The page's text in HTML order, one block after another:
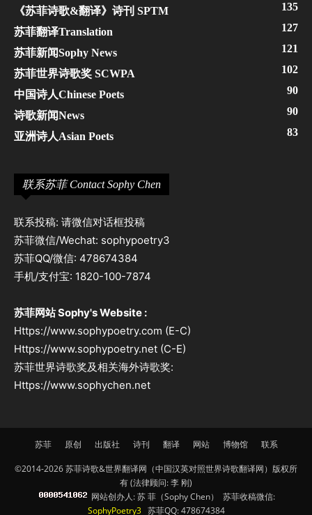
《苏菲诗歌&翻译》诗刊 SPTM 135
苏菲翻译Translation 127
苏菲新闻Sophy News 121
苏菲世界诗歌奖 SCWPA 102
中国诗人Chinese Poets 90
诗歌新闻News 90
亚洲诗人Asian Poets 83
联系苏菲 Contact Sophy Chen
联系投稿: 请微信对话框投稿
苏菲微信/Wechat: sophypoetry3
苏菲QQ/微信: 478674384
手机/支付宝: 1820-100-7874
苏菲网站 Sophy's Website :
Https://www.sophypoetry.com (E-C)
Https://www.sophypoetry.net (C-E)
苏菲世界诗歌奖及相关海外诗歌奖:
Https://www.sophychen.net
苏菲 原创 出版社 诗刊 翻译 网站 博物馆 联系
©2014-2026 苏菲诗歌&世界翻译网（中国汉英对照世界诗歌翻译网）版权所
有 (法律顾问: 李 刚)
网站创办人: 苏 菲（Sophy Chen） 苏菲收稿微信:
SophyPoetry3苏菲QQ: 478674384